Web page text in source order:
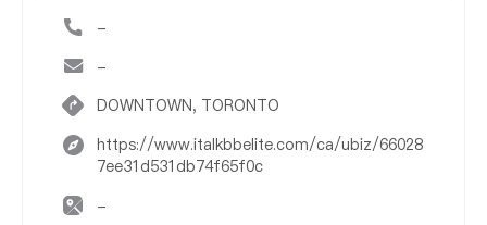
-
-
DOWNTOWN, TORONTO
https://www.italkbbelite.com/ca/ubiz/66028
7ee31d531db74f65f0c
-